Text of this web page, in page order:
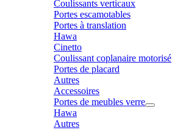
Coulissants verticaux
Portes escamotables
Portes à translation
Hawa
Cinetto
Coulissant coplanaire motorisé
Portes de placard
Autres
Accessoires
Portes de meubles verre
Hawa
Autres